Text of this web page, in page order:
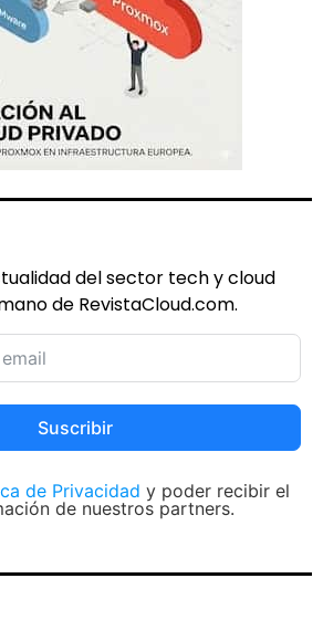
del sector tech y cloud
de RevistaCloud.com.
Suscribir
de Privacidad y poder recibir el
de nuestros partners.